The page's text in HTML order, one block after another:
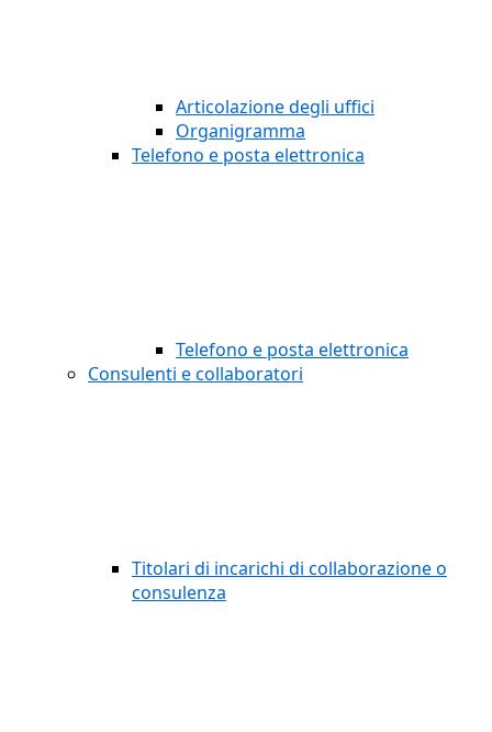
Articolazione degli uffici
Organigramma
Telefono e posta elettronica
Telefono e posta elettronica
Consulenti e collaboratori
Titolari di incarichi di collaborazione o
consulenza